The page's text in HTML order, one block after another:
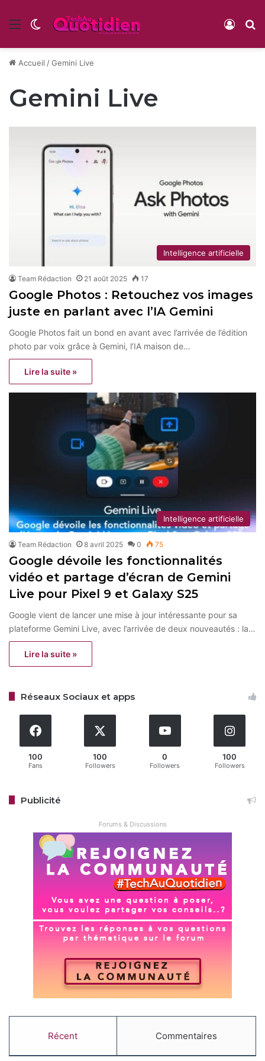
Menu Switch skin
Accueil /Gemini Live
Gemini Live
Intelligence artificielle
Team Rédaction 21 août 2025 17
Google Photos : Retouchez vos images
juste en parlant avec l’IA Gemini
Google Photos fait un bond en avant avec l’arrivée de l’édition
photo par voix grâce à Gemini, l’IA maison de…
Lire la suite »
Intelligence artificielle
Team Rédaction 8 avril 2025 0 75
Google dévoile les fonctionnalités
vidéo et partage d’écran de Gemini
Live pour Pixel 9 et Galaxy S25
Google vient de lancer une mise à jour intéressante pour sa
plateforme Gemini Live, avec l’arrivée de deux nouveautés : la…
Lire la suite »
Réseaux Sociaux et apps
100
Fans
100
Followers
0
Followers
100
Followers
Publicité
Forums & Discussions
Récent Commentaires